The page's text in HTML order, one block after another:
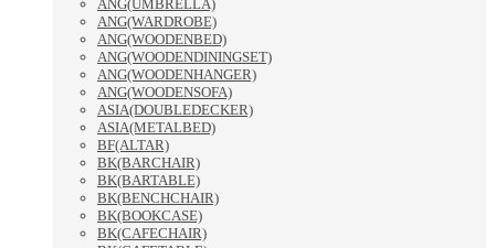
ANG(UMBRELLA)
ANG(WARDROBE)
ANG(WOODENBED)
ANG(WOODENDININGSET)
ANG(WOODENHANGER)
ANG(WOODENSOFA)
ASIA(DOUBLEDECKER)
ASIA(METALBED)
BF(ALTAR)
BK(BARCHAIR)
BK(BARTABLE)
BK(BENCHCHAIR)
BK(BOOKCASE)
BK(CAFECHAIR)